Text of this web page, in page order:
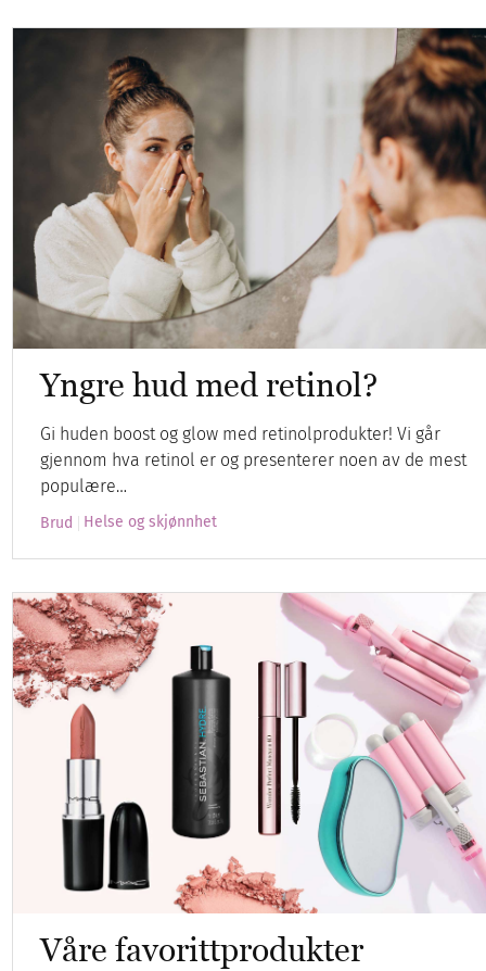
Yngre hud med retinol?
Gi huden boost og glow med retinolprodukter! Vi går
gjennom hva retinol er og presenterer noen av de mest
populære…
Brud Helse og skjønnhet
Våre favorittprodukter